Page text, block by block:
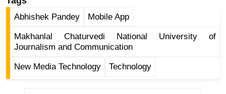
फि
स
मी
क्षा
Abhishek Pandey Mobile App
Makhanlal Chaturvedi National University of
Journalism and Communication
New Media Technology Technology